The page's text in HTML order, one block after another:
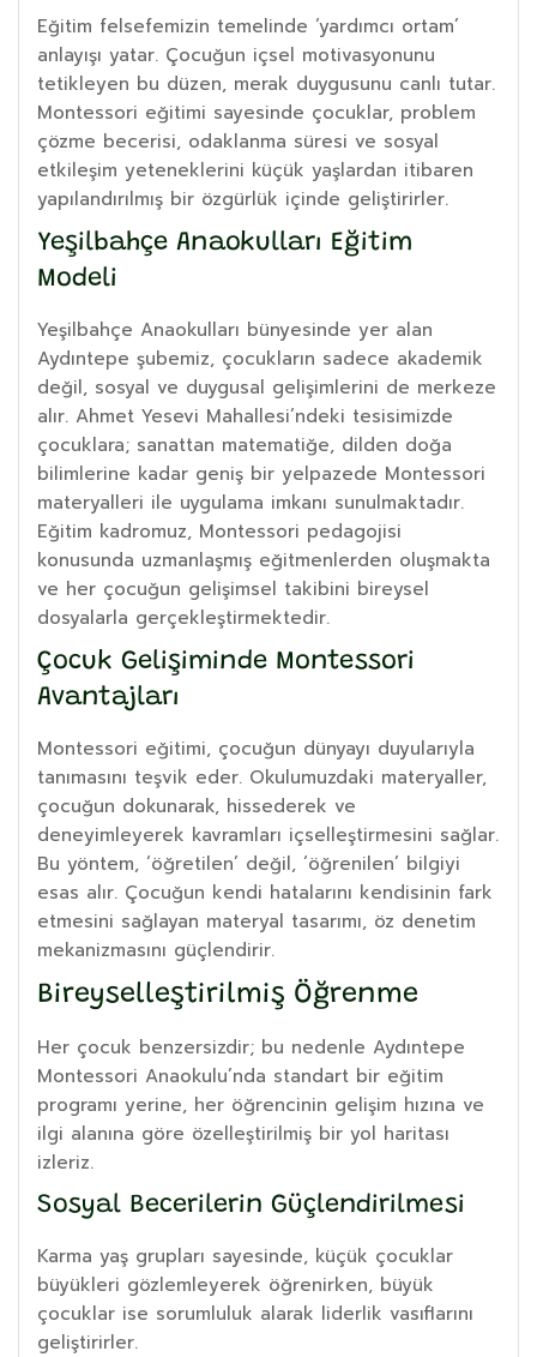
Eğitim felsefemizin temelinde ‘yardımcı ortam’
anlayışı yatar. Çocuğun içsel motivasyonunu
tetikleyen bu düzen, merak duygusunu canlı tutar.
Montessori eğitimi sayesinde çocuklar, problem
çözme becerisi, odaklanma süresi ve sosyal
etkileşim yeteneklerini küçük yaşlardan itibaren
yapılandırılmış bir özgürlük içinde geliştirirler.
Yeşilbahçe Anaokulları Eğitim
Modeli
Yeşilbahçe Anaokulları bünyesinde yer alan
Aydıntepe şubemiz, çocukların sadece akademik
değil, sosyal ve duygusal gelişimlerini de merkeze
alır. Ahmet Yesevi Mahallesi’ndeki tesisimizde
çocuklara; sanattan matematiğe, dilden doğa
bilimlerine kadar geniş bir yelpazede Montessori
materyalleri ile uygulama imkanı sunulmaktadır.
Eğitim kadromuz, Montessori pedagojisi
konusunda uzmanlaşmış eğitmenlerden oluşmakta
ve her çocuğun gelişimsel takibini bireysel
dosyalarla gerçekleştirmektedir.
Çocuk Gelişiminde Montessori
Avantajları
Montessori eğitimi, çocuğun dünyayı duyularıyla
tanımasını teşvik eder. Okulumuzdaki materyaller,
çocuğun dokunarak, hissederek ve
deneyimleyerek kavramları içselleştirmesini sağlar.
Bu yöntem, ‘öğretilen’ değil, ‘öğrenilen’ bilgiyi
esas alır. Çocuğun kendi hatalarını kendisinin fark
etmesini sağlayan materyal tasarımı, öz denetim
mekanizmasını güçlendirir.
Bireyselleştirilmiş Öğrenme
Her çocuk benzersizdir; bu nedenle Aydıntepe
Montessori Anaokulu’nda standart bir eğitim
programı yerine, her öğrencinin gelişim hızına ve
ilgi alanına göre özelleştirilmiş bir yol haritası
izleriz.
Sosyal Becerilerin Güçlendirilmesi
Karma yaş grupları sayesinde, küçük çocuklar
büyükleri gözlemleyerek öğrenirken, büyük
çocuklar ise sorumluluk alarak liderlik vasıflarını
geliştirirler.